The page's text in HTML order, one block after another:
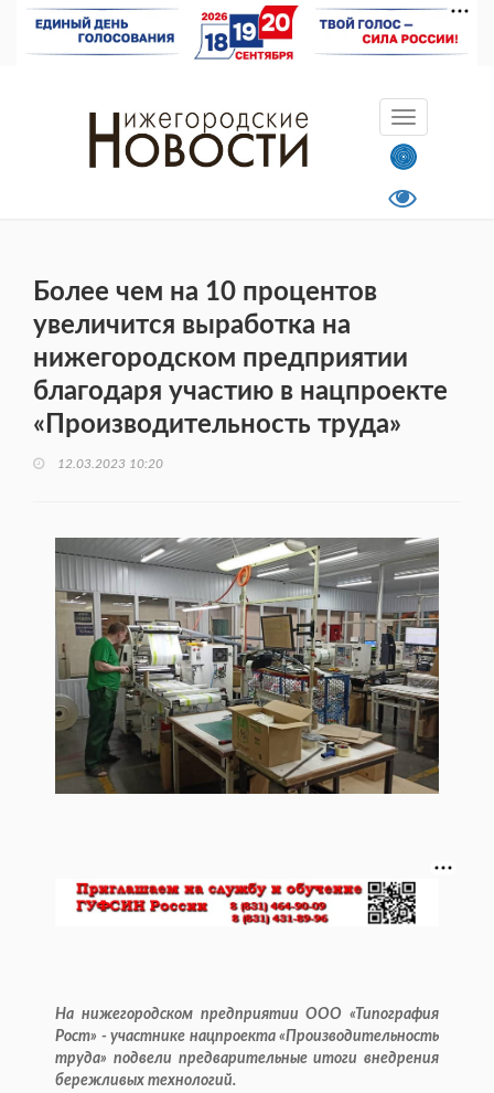
Более чем на 10 процентов
увеличится выработка на
нижегородском предприятии
благодаря участию в нацпроекте
«Производительность труда»
12.03.2023 10:20
На нижегородском предприятии ООО «Типография
Рост» - участнике нацпроекта «Производительность
труда» подвели предварительные итоги внедрения
бережливых технологий.